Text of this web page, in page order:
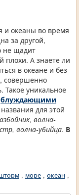
и океаны во время
за другой,
не щадит
плохи. А знаете ли
в океане и без
совершенно
Такое уникальное
блуждающими
для этой
волна-
волна-убийца. В
, море , океан ,